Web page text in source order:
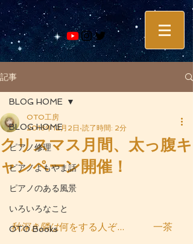
記事
BLOG HOME
ピアノ修理
ピアノよもやま話
ピアノのある風景
いろいろなこと
OTO Books
BLOG HOME
クリスマス月間、太っ腹キ
ャンペーン開催！
OTO工房
2018年12月2日 読了時間: 2分
秋深き隣は何をする人ぞ...　　　一茶